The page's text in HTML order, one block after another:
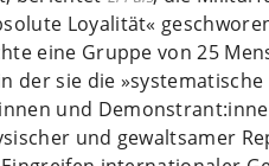
Loyalität«
eine Gruppe von 25
der sie die
und
und gewaltsamer